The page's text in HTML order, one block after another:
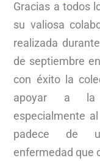
Gracias a todos
su valiosa
realizada
de septiembre
con éxito la
apoyar a la
especialmente
padece de
enfermedad que